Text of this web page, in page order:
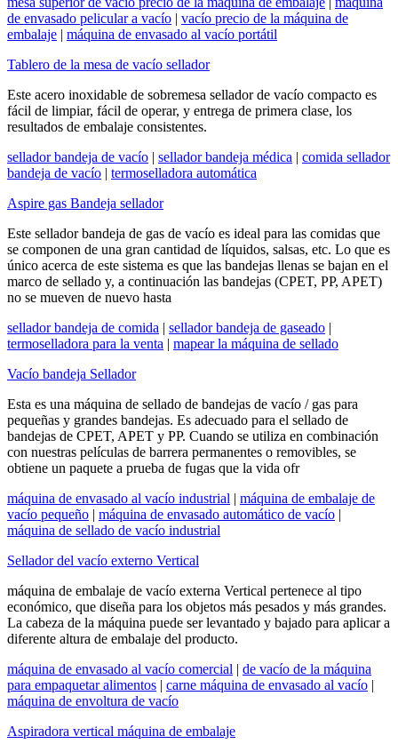
de envasado pelicular a vacío | vacío precio de la máquina de
embalaje | máquina de envasado al vacío portátil
Tablero de la mesa de vacío sellador
Este acero inoxidable de sobremesa sellador de vacío compacto es
fácil de limpiar, fácil de operar, y entrega de primera clase, los
resultados de embalaje consistentes.
sellador bandeja de vacío | sellador bandeja médica | comida sellador
bandeja de vacío | termoselladora automática
Aspire gas Bandeja sellador
Este sellador bandeja de gas de vacío es ideal para las comidas que
se componen de una gran cantidad de líquidos, salsas, etc. Lo que es
único acerca de este sistema es que las bandejas llenas se bajan en el
marco de sellado y, a continuación las bandejas (CPET, PP, APET)
no se mueven de nuevo hasta
sellador bandeja de comida | sellador bandeja de gaseado |
termoselladora para la venta | mapear la máquina de sellado
Vacío bandeja Sellador
Esta es una máquina de sellado de bandejas de vacío / gas para
pequeñas y grandes bandejas. Es adecuado para el sellado de
bandejas de CPET, APET y PP. Cuando se utiliza en combinación
con nuestras películas de barrera permanentes o removibles, se
obtiene un paquete a prueba de fugas que la vida ofr
máquina de envasado al vacío industrial | máquina de embalaje de
vacío pequeño | máquina de envasado automático de vacío |
máquina de sellado de vacío industrial
Sellador del vacío externo Vertical
máquina de embalaje de vacío externa Vertical pertenece al tipo
económico, que diseña para los objetos más pesados ​​y más grandes.
La cabeza de la máquina puede ser levantado y bajado para aplicar a
diferente altura de embalaje del producto.
máquina de envasado al vacío comercial | de vacío de la máquina
para empaquetar alimentos | carne máquina de envasado al vacío |
máquina de envoltura de vacío
Aspiradora vertical máquina de embalaje